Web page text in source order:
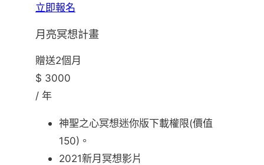
立即報名
月亮冥想計畫
贈送2個月
$ 3000
/ 年
神聖之心冥想迷你版下載權限(價值
150)。
2021新月冥想影片